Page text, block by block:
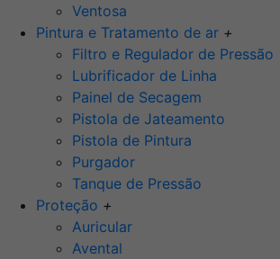
Ventosa
Pintura e Tratamento de ar +
Filtro e Regulador de Pressão
Lubrificador de Linha
Painel de Secagem
Pistola de Jateamento
Pistola de Pintura
Purgador
Tanque de Pressão
Proteção +
Auricular
Avental